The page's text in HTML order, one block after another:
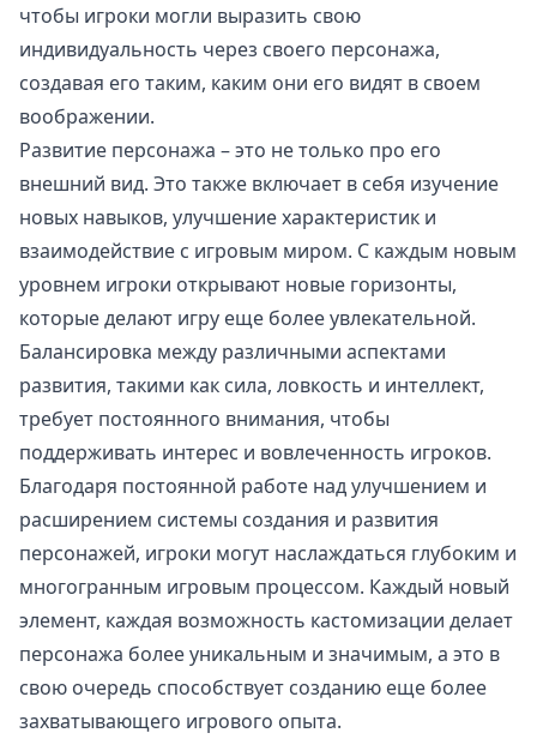
чтобы игроки могли выразить свою
индивидуальность через своего персонажа,
создавая его таким, каким они его видят в своем
воображении.
Развитие персонажа – это не только про его
внешний вид. Это также включает в себя изучение
новых навыков, улучшение характеристик и
взаимодействие с игровым миром. С каждым новым
уровнем игроки открывают новые горизонты,
которые делают игру еще более увлекательной.
Балансировка между различными аспектами
развития, такими как сила, ловкость и интеллект,
требует постоянного внимания, чтобы
поддерживать интерес и вовлеченность игроков.
Благодаря постоянной работе над улучшением и
расширением системы создания и развития
персонажей, игроки могут наслаждаться глубоким и
многогранным игровым процессом. Каждый новый
элемент, каждая возможность кастомизации делает
персонажа более уникальным и значимым, а это в
свою очередь способствует созданию еще более
захватывающего игрового опыта.